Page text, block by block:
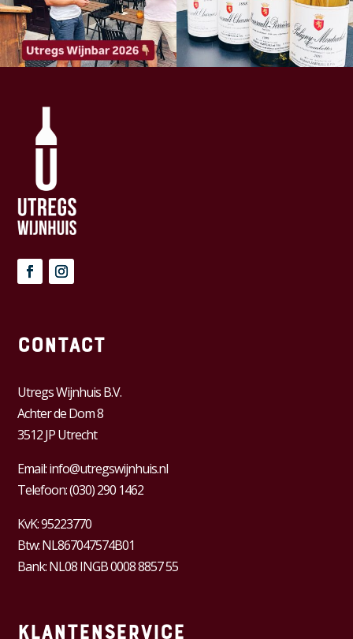
Contact
Utregs Wijnhuis B.V.
Achter de Dom 8
3512 JP Utrecht
Email:info@utregswijnhuis.nl
Telefoon:(030) 290 1462
KvK:95223770
Btw:NL867047574B01
Bank: NL08 INGB 0008 8857 55
Klantenservice